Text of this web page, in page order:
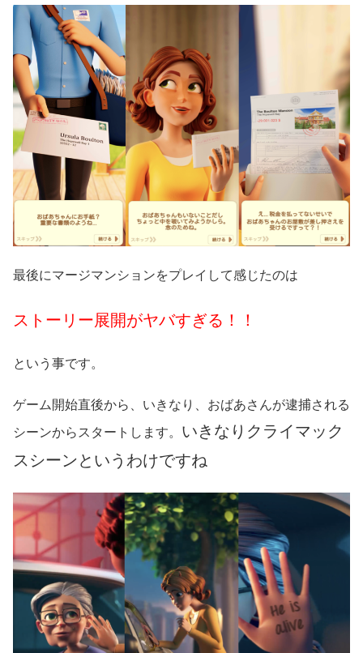
最後にマージマンションをプレイして感じたのは
ストーリー展開がヤバすぎる！！
という事です。
ゲーム開始直後から、いきなり、おばあさんが逮捕される
シーンからスタートします。 いきなりクライマック
スシーンというわけですね